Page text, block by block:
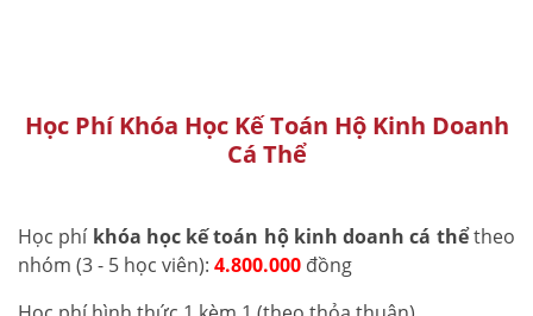
Học Phí Khóa Học Kế Toán Hộ Kinh Doanh
Cá Thể
Học phí khóa học kế toán hộ kinh doanh cá thểtheo
nhóm (3 - 5 học viên): 4.800.000 đồng